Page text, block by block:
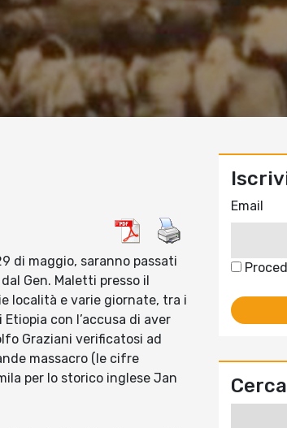
di maggio, saranno passati
Gen. Maletti presso il
località e varie giornate, tra i
con l’accusa di aver
Graziani verificatosi ad
massacro (le cifre
per lo storico inglese Jan
Email